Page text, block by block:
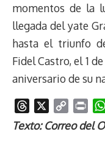
momentos de la
llegada del yate
hasta el triunfo
Fidel Castro, el 1
aniversario de su
h
o
r
Texto: Correo del